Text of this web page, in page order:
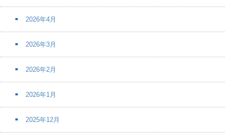
2026年4月
2026年3月
2026年2月
2026年1月
2025年12月